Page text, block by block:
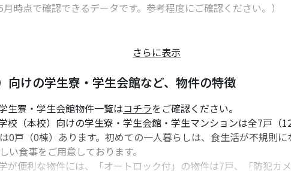
点で確認できるデータです。参考程度にご確認ください。）
さらに表示
向けの学生寮・学生会館など、物件の特徴
生寮・学生会館物件一覧はコチラをご確認ください。
校（本校）向けの学生寮・学生会館・学生マンションは全7戸（
0戸（0棟）あります。初めての一人暮らしは、食生活が不規則
食事をご用意しております。
が便利な物件には、「オートロック付」の物件は7戸、「防犯カ